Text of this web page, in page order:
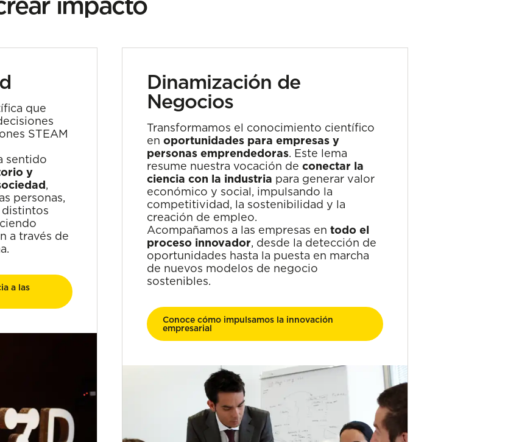
que
STEAM
sentido
y
,
personas,
a través de
a las
Dinamización de
Negocios
Transformamos el conocimiento científico
en oportunidades para empresas y
personas emprendedoras. Este lema
resume nuestra vocación de conectar la
ciencia con la industria para generar valor
económico y social, impulsando la
competitividad, la sostenibilidad y la
creación de empleo.
Acompañamos a las empresas en todo el
proceso innovador, desde la detección de
oportunidades hasta la puesta en marcha
de nuevos modelos de negocio
sostenibles.
Conoce cómo impulsamos la innovación
empresarial